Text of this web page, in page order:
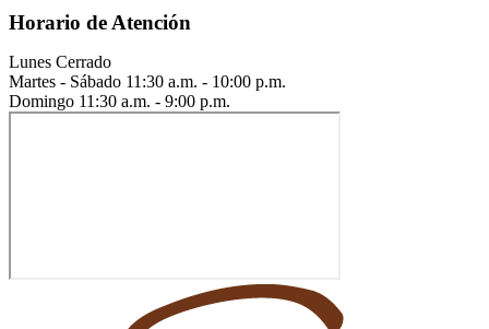
Horario de Atención
Lunes Cerrado
Martes - Sábado 11:30 a.m. - 10:00 p.m.
Domingo 11:30 a.m. - 9:00 p.m.